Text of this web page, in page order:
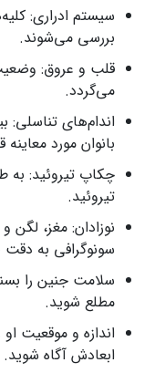
سیستم ادراری:
بررسی می‌شوند.
قلب و عروق:
می‌گردد.
اندام‌های تناسلی:
بانوان مورد معاینه
چکاپ تیروئید: به
تیروئید.
نوزادان: مغز، لگن
سونوگرافی به
سلامت جنین را
مطلع شوید.
اندازه و موقعیت او
ابعادش آگاه شوید.